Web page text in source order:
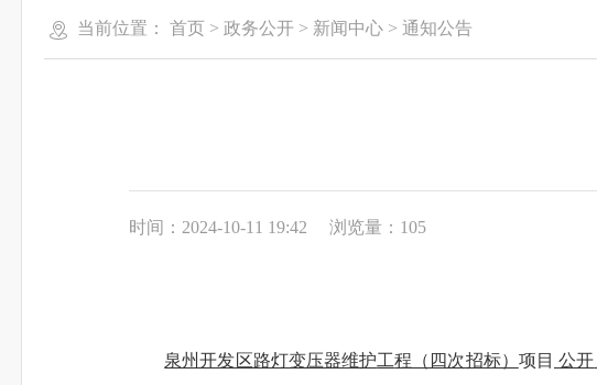
当前位置： 首页 >政务公开 > 新闻中心 >通知公告
时间：2024-10-11 19:42 浏览量： 105
泉州开发区路灯变压器维护工程（四次招标） 项目 公开